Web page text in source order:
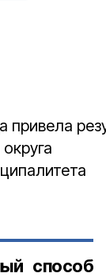
привела
способ